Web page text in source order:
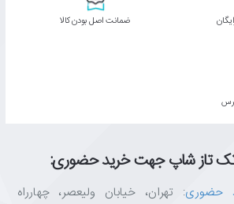
ﺿﻤﺎﻧﺖ اﺻﻞ ﺑﻮدن ﮐﺎﻟﺎ
تاز شاپ جهت خرید حضوری:
حضوری: تهران، خیابان ولیعصر، چهارراه